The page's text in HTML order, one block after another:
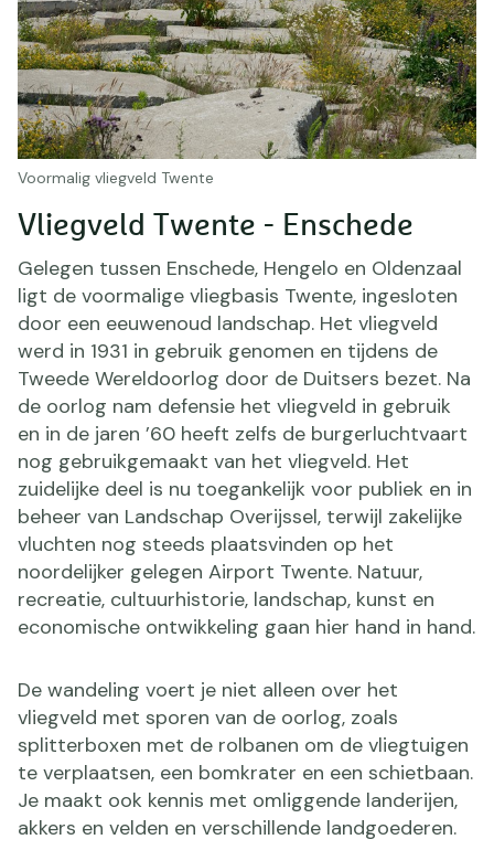
Vliegveld Twente - Enschede
Gelegen tussen Enschede, Hengelo en Oldenzaal
ligt de voormalige vliegbasis Twente, ingesloten
door een eeuwenoud landschap. Het vliegveld
werd in 1931 in gebruik genomen en tijdens de
Tweede Wereldoorlog door de Duitsers bezet. Na
de oorlog nam defensie het vliegveld in gebruik
en in de jaren ’60 heeft zelfs de burgerluchtvaart
nog gebruikgemaakt van het vliegveld. Het
zuidelijke deel is nu toegankelijk voor publiek en in
beheer van Landschap Overijssel, terwijl zakelijke
vluchten nog steeds plaatsvinden op het
noordelijker gelegen Airport Twente. Natuur,
recreatie, cultuurhistorie, landschap, kunst en
economische ontwikkeling gaan hier hand in hand.
Voormalig vliegveld Twente
De wandeling voert je niet alleen over het
vliegveld met sporen van de oorlog, zoals
splitterboxen met de rolbanen om de vliegtuigen
te verplaatsen, een bomkrater en een schietbaan.
Je maakt ook kennis met omliggende landerijen,
akkers en velden en verschillende landgoederen.